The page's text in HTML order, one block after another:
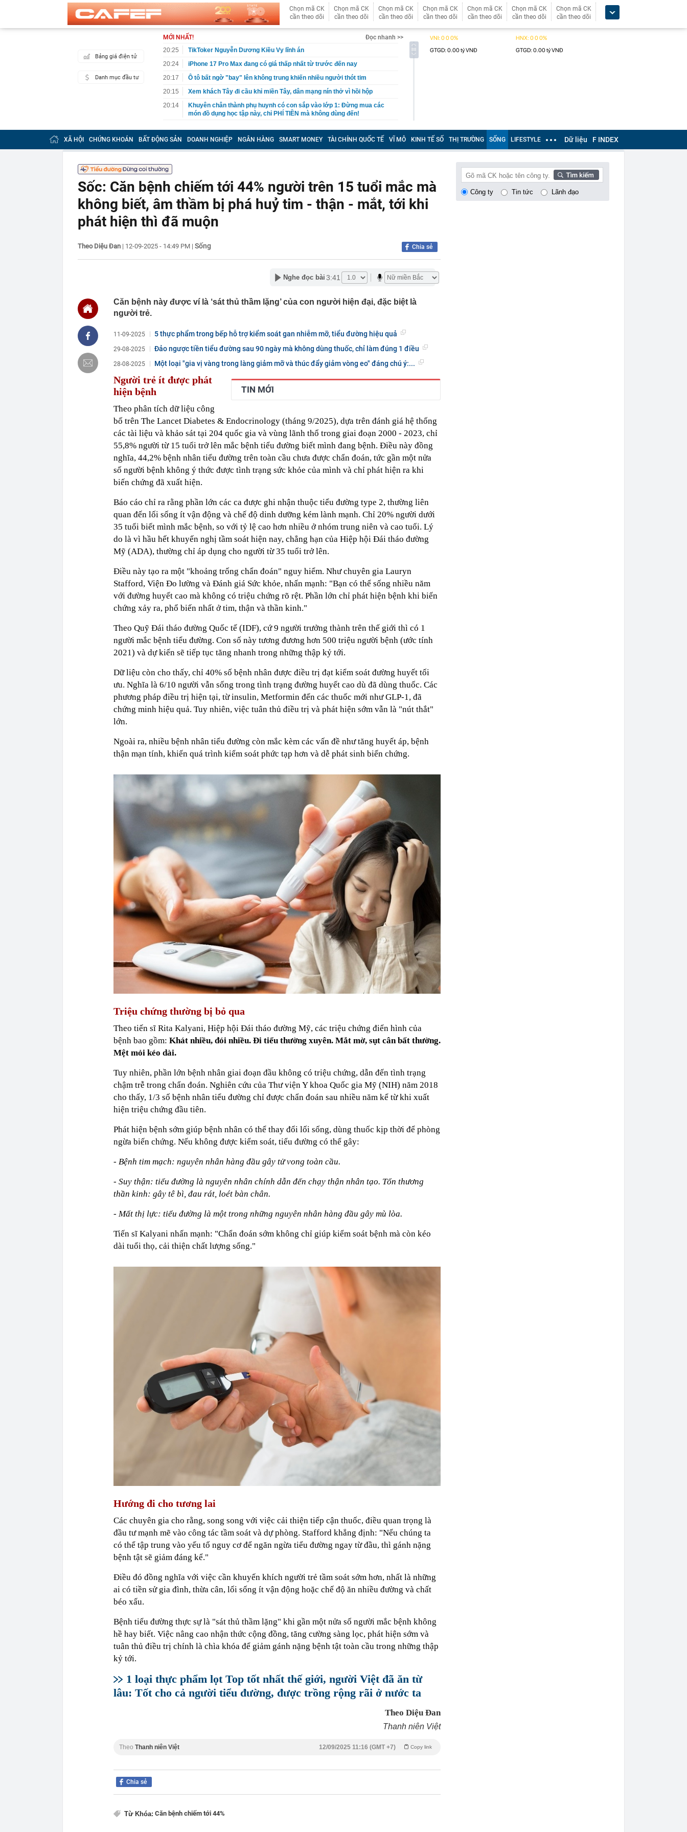
Chọn mã CK
cần theo dõi
Chọn mã CK
cần theo dõi
Chọn mã CK
cần theo dõi
Chọn mã CK
cần theo dõi
Chọn mã CK
cần theo dõi
Chọn mã CK
cần theo dõi
Chọn mã CK
cần theo dõi
Bảng giá điện tử
Danh mục đầu tư
MỚI NHẤT!
Đọc nhanh >>
20:25
TikToker Nguyễn Dương Kiều Vy lĩnh án
20:24
iPhone 17 Pro Max đang có giá thấp nhất từ trước đến nay
20:17
Ô tô bất ngờ "bay" lên không trung khiến nhiều người thót tim
20:15
Xem khách Tây đi cầu khỉ miền Tây, dân mạng nín thở vì hồi hộp
20:14
Khuyên chân thành phụ huynh có con sắp vào lớp 1: Đừng mua các
món đồ dụng học tập này, chỉ PHÍ TIỀN mà không dùng đến!
20:05
Ai là nạn nhân của Nguyễn Minh Hiền SN 1992, liên hệ công an gấp
19:56
Công an xác minh giao dịch chuyển khoản 747.500.000 đồng giữa
Nguyễn Thị Phương Hoa và Trần Văn Phúc: 1 người được mời đến
ngân hàng làm việc
Hoa hậu đẹp nhất nhì Việt Nam U45 đi khắp thế gian, đến Tây Tạng
nhận ra một điều
19:41
Lan ‘đột biến’, cây cảnh trăm tỷ: Có dấu hiệu rửa tiền không?
Lãnh án tù vì nhận tiền chuyển nhầm nhưng không trả
19:29
Tịch thu 65,5 tỷ đồng tiền mặt và loạt thiết bị bí mật trong một căn hộ
19:23
Ra quyết định khởi tố Võ Thị Mai SN 1973 cùng 8 người khác
19:20
Cristiano Ronaldo khoe dàn siêu xe triệu USD trong gara cá nhân
19:18
Nóng: Khám xét nơi ở của Huấn Hoa Hồng
XÃ HỘI CHỨNG KHOÁN BẤT ĐỘNG SẢN DOANH NGHIỆP NGÂN HÀNG SMART MONEY TÀI CHÍNH QUỐC TẾ VĨ MÔ KINH TẾ SỐ THỊ TRƯỜNG SỐNG LIFESTYLE Dữ liệu F INDEX
Sốc: Căn bệnh chiếm tới 44% người trên 15 tuổi mắc mà
không biết, âm thầm bị phá huỷ tim - thận - mắt, tới khi
phát hiện thì đã muộn
Theo Diệu Đan | 12-09-2025 - 14:49 PM | Sống Chia sẻ
Nghe đọc bài 3:41
Căn bệnh này được ví là ‘sát thủ thầm lặng’ của con người hiện đại, đặc biệt là
người trẻ.
11-09-2025 5 thực phẩm trong bếp hỗ trợ kiểm soát gan nhiễm mỡ, tiểu đường hiệu quả
29-08-2025 Đảo ngược tiền tiểu đường sau 90 ngày mà không dùng thuốc, chỉ làm đúng 1 điều
28-08-2025 Một loại "gia vị vàng trong làng giảm mỡ và thúc đẩy giảm vòng eo" đáng chú ý:...
TIN MỚI
Người trẻ ít được phát
hiện bệnh
Theo phân tích dữ liệu công
bố trên The Lancet Diabetes & Endocrinology (tháng 9/2025), dựa trên đánh giá hệ thống
các tài liệu và khảo sát tại 204 quốc gia và vùng lãnh thổ trong giai đoạn 2000 - 2023, chỉ
55,8% người từ 15 tuổi trở lên mắc bệnh tiểu đường biết mình đang bệnh. Điều này đồng
nghĩa, 44,2% bệnh nhân tiểu đường trên toàn cầu chưa được chẩn đoán, tức gần một nửa
số người bệnh không ý thức được tình trạng sức khỏe của mình và chỉ phát hiện ra khi
biến chứng đã xuất hiện.
Báo cáo chỉ ra rằng phần lớn các ca được ghi nhận thuộc tiểu đường type 2, thường liên
quan đến lối sống ít vận động và chế độ dinh dưỡng kém lành mạnh. Chỉ 20% người dưới
35 tuổi biết mình mắc bệnh, so với tỷ lệ cao hơn nhiều ở nhóm trung niên và cao tuổi. Lý
do là vì hầu hết khuyến nghị tầm soát hiện nay, chẳng hạn của Hiệp hội Đái tháo đường
Mỹ (ADA), thường chỉ áp dụng cho người từ 35 tuổi trở lên.
Điều này tạo ra một "khoảng trống chẩn đoán" nguy hiểm. Như chuyên gia Lauryn
Stafford, Viện Đo lường và Đánh giá Sức khỏe, nhấn mạnh: "Bạn có thể sống nhiều năm
với đường huyết cao mà không có triệu chứng rõ rệt. Phần lớn chỉ phát hiện bệnh khi biến
chứng xảy ra, phổ biến nhất ở tim, thận và thần kinh."
Theo Quỹ Đái tháo đường Quốc tế (IDF), cứ 9 người trưởng thành trên thế giới thì có 1
người mắc bệnh tiểu đường. Con số này tương đương hơn 500 triệu người bệnh (ước tính
2021) và dự kiến sẽ tiếp tục tăng nhanh trong những thập kỷ tới.
Dữ liệu còn cho thấy, chỉ 40% số bệnh nhân được điều trị đạt kiểm soát đường huyết tối
ưu. Nghĩa là 6/10 người vẫn sống trong tình trạng đường huyết cao dù đã dùng thuốc. Các
phương pháp điều trị hiện tại, từ insulin, Metformin đến các thuốc mới như GLP-1, đã
chứng minh hiệu quả. Tuy nhiên, việc tuân thủ điều trị và phát hiện sớm vẫn là "nút thắt"
lớn.
Ngoài ra, nhiều bệnh nhân tiểu đường còn mắc kèm các vấn đề như tăng huyết áp, bệnh
thận mạn tính, khiến quá trình kiểm soát phức tạp hơn và dễ phát sinh biến chứng.
Triệu chứng thường bị bỏ qua
Theo tiến sĩ Rita Kalyani, Hiệp hội Đái tháo đường Mỹ, các triệu chứng điển hình của
bệnh bao gồm: Khát nhiều, đói nhiều. Đi tiểu thường xuyên. Mắt mờ, sụt cân bất thường.
Mệt mỏi kéo dài.
Tuy nhiên, phần lớn bệnh nhân giai đoạn đầu không có triệu chứng, dẫn đến tình trạng
chậm trễ trong chẩn đoán. Nghiên cứu của Thư viện Y khoa Quốc gia Mỹ (NIH) năm 2018
cho thấy, 1/3 số bệnh nhân tiểu đường chỉ được chẩn đoán sau nhiều năm kể từ khi xuất
hiện triệu chứng đầu tiên.
Phát hiện bệnh sớm giúp bệnh nhân có thể thay đổi lối sống, dùng thuốc kịp thời để phòng
ngừa biến chứng. Nếu không được kiểm soát, tiểu đường có thể gây:
- Bệnh tim mạch: nguyên nhân hàng đầu gây tử vong toàn cầu.
- Suy thận: tiểu đường là nguyên nhân chính dẫn đến chạy thận nhân tạo. Tổn thương
thần kinh: gây tê bì, đau rát, loét bàn chân.
- Mất thị lực: tiểu đường là một trong những nguyên nhân hàng đầu gây mù lòa.
Tiến sĩ Kalyani nhấn mạnh: "Chẩn đoán sớm không chỉ giúp kiểm soát bệnh mà còn kéo
dài tuổi thọ, cải thiện chất lượng sống."
Hướng đi cho tương lai
Các chuyên gia cho rằng, song song với việc cải thiện tiếp cận thuốc, điều quan trọng là
đầu tư mạnh mẽ vào công tác tầm soát và dự phòng. Stafford khẳng định: "Nếu chúng ta
có thể tập trung vào yếu tố nguy cơ để ngăn ngừa tiểu đường ngay từ đầu, thì gánh nặng
bệnh tật sẽ giảm đáng kể."
Điều đó đồng nghĩa với việc cần khuyến khích người trẻ tầm soát sớm hơn, nhất là những
ai có tiền sử gia đình, thừa cân, lối sống ít vận động hoặc chế độ ăn nhiều đường và chất
béo xấu.
Bệnh tiểu đường thực sự là "sát thủ thầm lặng" khi gần một nửa số người mắc bệnh không
hề hay biết. Việc nâng cao nhận thức cộng đồng, tăng cường sàng lọc, phát hiện sớm và
tuân thủ điều trị chính là chìa khóa để giảm gánh nặng bệnh tật toàn cầu trong những thập
kỷ tới.
1 loại thực phẩm lọt Top tốt nhất thế giới, người Việt đã ăn từ
lâu: Tốt cho cả người tiểu đường, được trồng rộng rãi ở nước ta
Theo Diệu Đan
Thanh niên Việt
Theo Thanh niên Việt Copy link
12/09/2025 11:16 (GMT +7)
Chia sẻ
Từ Khóa: Căn bệnh chiếm tới 44%
Công ty Tin tức Lãnh đạo